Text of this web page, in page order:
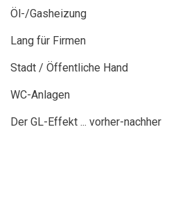
Öl-/Gasheizung
Lang für Firmen
Stadt / Öffentliche Hand
WC-Anlagen
Der GL-Effekt ... vorher-nachher